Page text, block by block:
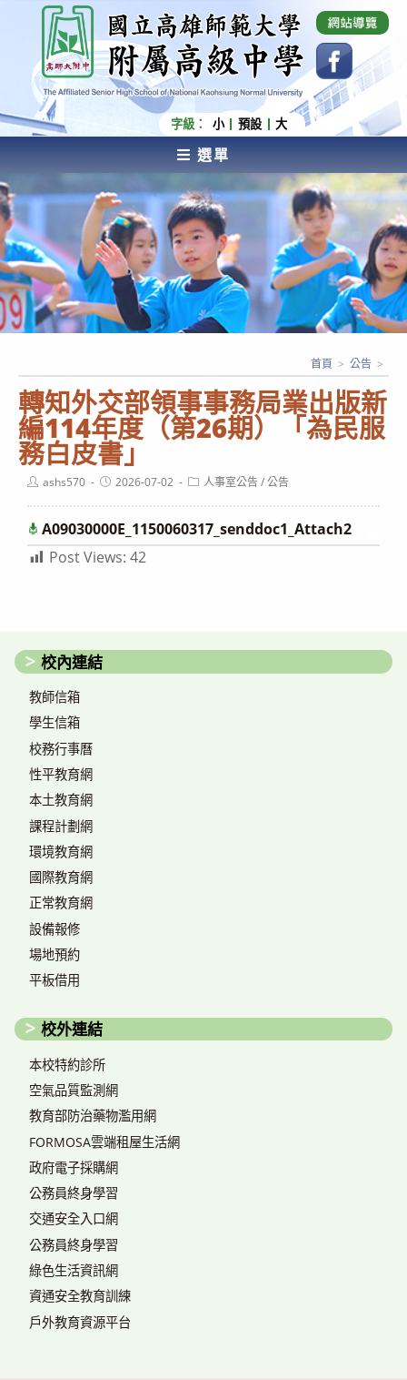
內
容
國立高雄師範大學附屬高級中學 Affiliated Senior
High School of National Kaohsiung Normal
University
字級： 小 預設 大
選單
AFFILIATED SENIOR HIGH SCHOOL OF NATIONAL
KAOHSIUNG NORMAL UNIVERSITY
轉知外交部領事事務局業出版新
編114年度（第26期）「為民服
務白皮書」
首頁 > 公告 >
Postashs570
Post2026-07-02
Post人事室公告/公告
A09030000E_1150060317_senddoc1_Attach2
Post Views: 42
校內連結
教師信箱
學生信箱
校務行事曆
性平教育網
本土教育網
課程計劃網
環境教育網
國際教育網
正常教育網
設備報修
場地預約
平板借用
校外連結
本校特約診所
空氣品質監測網
教育部防治藥物濫用網
FORMOSA雲端租屋生活網
政府電子採購網
公務員終身學習
交通安全入口網
公務員終身學習
綠色生活資訊網
資通安全教育訓練
戶外教育資源平台